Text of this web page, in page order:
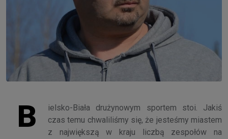
B
ielsko-Biała drużynowym sportem stoi. Jakiś
czas temu chwaliliśmy się, że jesteśmy miastem
z największą w kraju liczbą zespołów na